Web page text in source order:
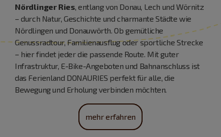
Nördlinger Ries, entlang von Donau, Lech und Wörnitz
– durch Natur, Geschichte und charmante Städte wie
Nördlingen und Donauwörth. Ob gemütliche
Genussradtour, Familienausflug oder sportliche Strecke
– hier findet jeder die passende Route. Mit guter
Infrastruktur, E-Bike-Angeboten und Bahnanschluss ist
das Ferienland DONAURIES perfekt für alle, die
Bewegung und Erholung verbinden möchten.
mehr erfahren